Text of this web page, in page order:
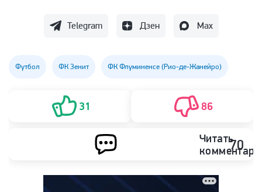
Telegram Дзен Max
Футбол ФК Зенит ФК Флуминенсе (Рио-де-Жанейро)
31 86
Читать70